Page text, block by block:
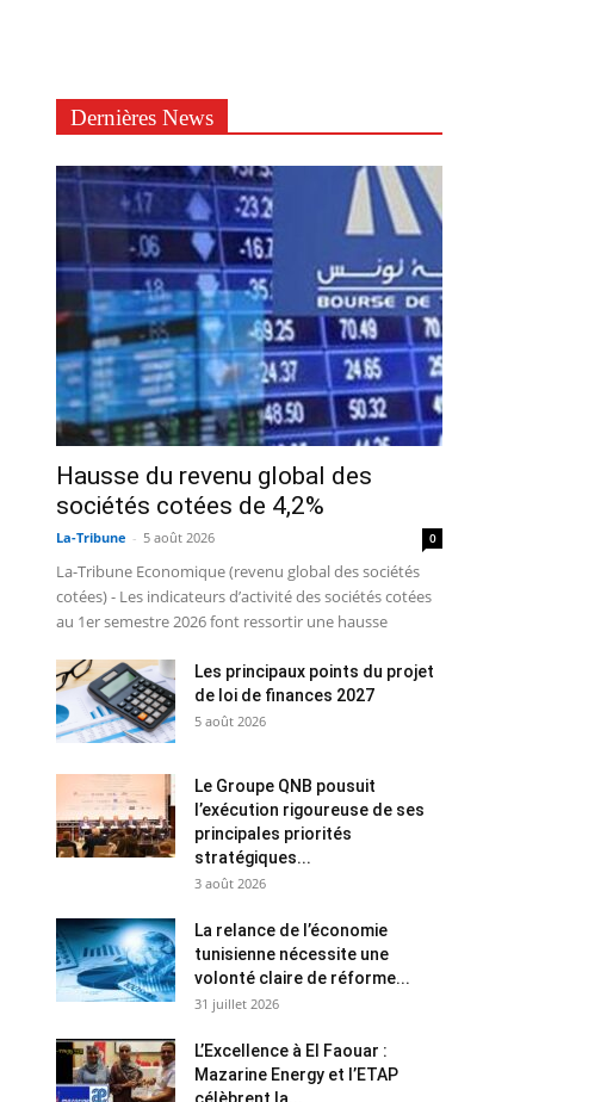
Dernières News
Hausse du revenu global des
sociétés cotées de 4,2%
La-Tribune - 5 août 2026 0
La-Tribune Economique (revenu global des sociétés
cotées) - Les indicateurs d’activité des sociétés cotées
au 1er semestre 2026 font ressortir une hausse
Les principaux points du projet
de loi de finances 2027
5 août 2026
Le Groupe QNB pousuit
l’exécution rigoureuse de ses
principales priorités
stratégiques...
3 août 2026
La relance de l’économie
tunisienne nécessite une
volonté claire de réforme...
31 juillet 2026
L’Excellence à El Faouar :
Mazarine Energy et l’ETAP
célèbrent la...